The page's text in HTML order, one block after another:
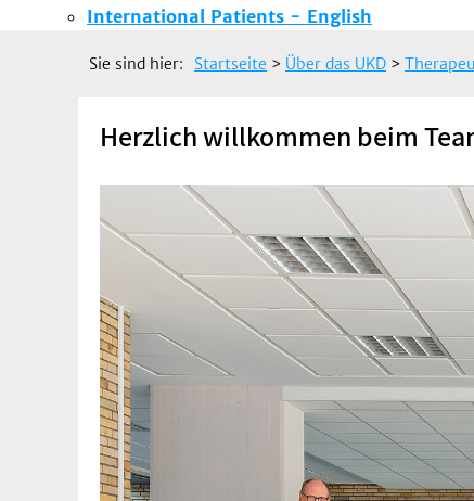
International Patients - English
Sie sind hier: Startseite > Über das UKD >
Herzlich willkommen beim